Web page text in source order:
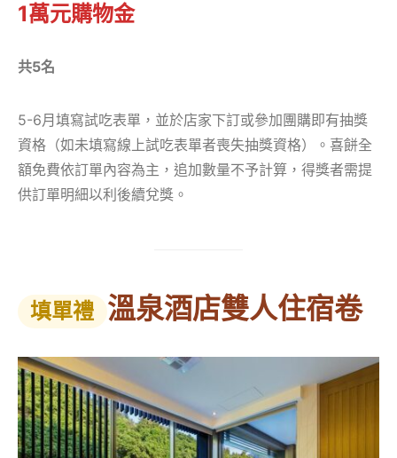
1萬元購物金
共5名
5-6月填寫試吃表單，並於店家下訂或參加團購即有抽獎
資格（如未填寫線上試吃表單者喪失抽獎資格）。喜餅全
額免費依訂單內容為主，追加數量不予計算，得獎者需提
供訂單明細以利後續兌獎。
填單禮 溫泉酒店雙人住宿卷